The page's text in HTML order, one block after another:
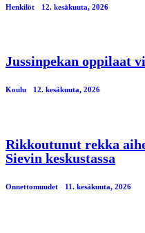
Henkilöt 12. kesäkuuta, 2026
Jussinpekan oppilaat
Koulu 12. kesäkuuta, 2026
Rikkoutunut rekka
Sievin keskustassa
Onnettomuudet 11. kesäkuuta, 2026